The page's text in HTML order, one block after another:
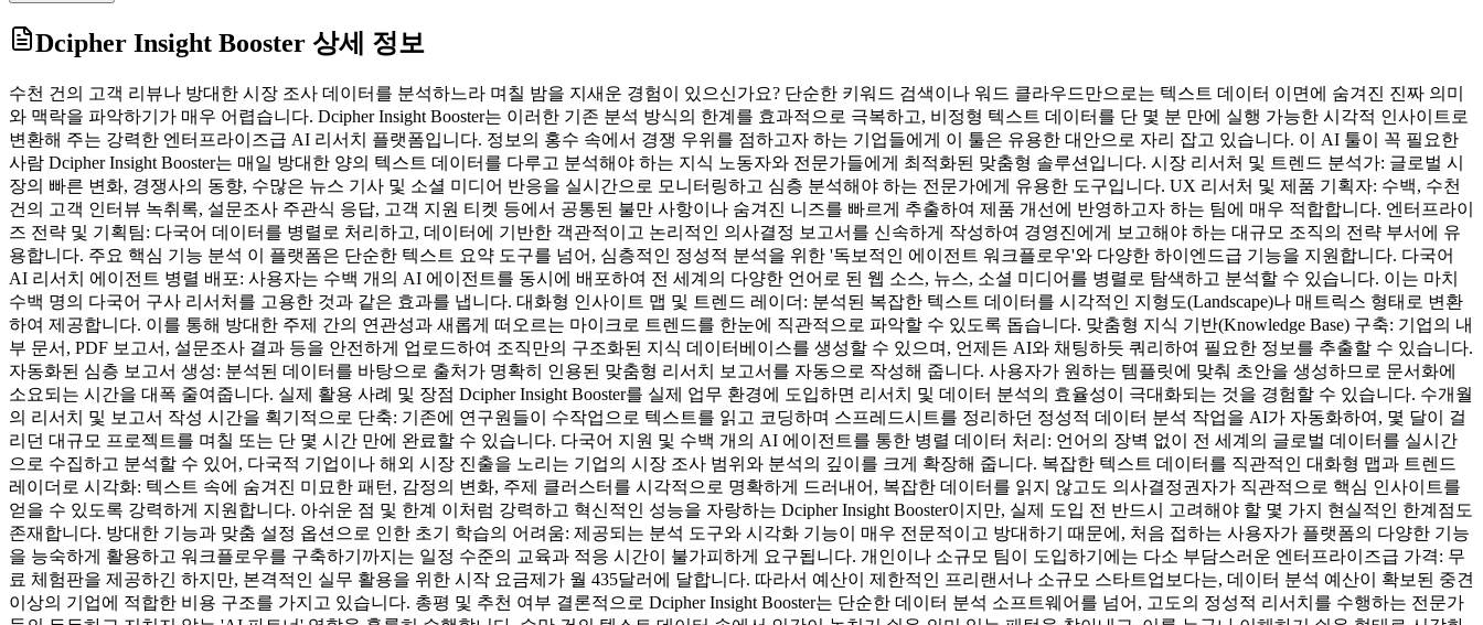
Dcipher Insight Booster 상세 정보
수천 건의 고객 리뷰나 방대한 시장 조사 데이터를 분석하느라 며칠 밤을 지새운 경험이 있으신가요? 단순한 키워드 검색이나 워드 클라우드만으로는 텍스트 데이터 이면에 숨겨진 진짜 의미
와 맥락을 파악하기가 매우 어렵습니다. Dcipher Insight Booster는 이러한 기존 분석 방식의 한계를 효과적으로 극복하고, 비정형 텍스트 데이터를 단 몇 분 만에 실행 가능한 시각적 인사이트로
변환해 주는 강력한 엔터프라이즈급 AI 리서치 플랫폼입니다. 정보의 홍수 속에서 경쟁 우위를 점하고자 하는 기업들에게 이 툴은 유용한 대안으로 자리 잡고 있습니다. 이 AI 툴이 꼭 필요한
사람 Dcipher Insight Booster는 매일 방대한 양의 텍스트 데이터를 다루고 분석해야 하는 지식 노동자와 전문가들에게 최적화된 맞춤형 솔루션입니다. 시장 리서처 및 트렌드 분석가: 글로벌 시
장의 빠른 변화, 경쟁사의 동향, 수많은 뉴스 기사 및 소셜 미디어 반응을 실시간으로 모니터링하고 심층 분석해야 하는 전문가에게 유용한 도구입니다. UX 리서처 및 제품 기획자: 수백, 수천
건의 고객 인터뷰 녹취록, 설문조사 주관식 응답, 고객 지원 티켓 등에서 공통된 불만 사항이나 숨겨진 니즈를 빠르게 추출하여 제품 개선에 반영하고자 하는 팀에 매우 적합합니다. 엔터프라이
즈 전략 및 기획팀: 다국어 데이터를 병렬로 처리하고, 데이터에 기반한 객관적이고 논리적인 의사결정 보고서를 신속하게 작성하여 경영진에게 보고해야 하는 대규모 조직의 전략 부서에 유
용합니다. 주요 핵심 기능 분석 이 플랫폼은 단순한 텍스트 요약 도구를 넘어, 심층적인 정성적 분석을 위한 '독보적인 에이전트 워크플로우'와 다양한 하이엔드급 기능을 지원합니다. 다국어
AI 리서치 에이전트 병렬 배포: 사용자는 수백 개의 AI 에이전트를 동시에 배포하여 전 세계의 다양한 언어로 된 웹 소스, 뉴스, 소셜 미디어를 병렬로 탐색하고 분석할 수 있습니다. 이는 마치
수백 명의 다국어 구사 리서처를 고용한 것과 같은 효과를 냅니다. 대화형 인사이트 맵 및 트렌드 레이더: 분석된 복잡한 텍스트 데이터를 시각적인 지형도(Landscape)나 매트릭스 형태로 변환
하여 제공합니다. 이를 통해 방대한 주제 간의 연관성과 새롭게 떠오르는 마이크로 트렌드를 한눈에 직관적으로 파악할 수 있도록 돕습니다. 맞춤형 지식 기반(Knowledge Base) 구축: 기업의 내
부 문서, PDF 보고서, 설문조사 결과 등을 안전하게 업로드하여 조직만의 구조화된 지식 데이터베이스를 생성할 수 있으며, 언제든 AI와 채팅하듯 쿼리하여 필요한 정보를 추출할 수 있습니다.
자동화된 심층 보고서 생성: 분석된 데이터를 바탕으로 출처가 명확히 인용된 맞춤형 리서치 보고서를 자동으로 작성해 줍니다. 사용자가 원하는 템플릿에 맞춰 초안을 생성하므로 문서화에
소요되는 시간을 대폭 줄여줍니다. 실제 활용 사례 및 장점 Dcipher Insight Booster를 실제 업무 환경에 도입하면 리서치 및 데이터 분석의 효율성이 극대화되는 것을 경험할 수 있습니다. 수개월
의 리서치 및 보고서 작성 시간을 획기적으로 단축: 기존에 연구원들이 수작업으로 텍스트를 읽고 코딩하며 스프레드시트를 정리하던 정성적 데이터 분석 작업을 AI가 자동화하여, 몇 달이 걸
리던 대규모 프로젝트를 며칠 또는 단 몇 시간 만에 완료할 수 있습니다. 다국어 지원 및 수백 개의 AI 에이전트를 통한 병렬 데이터 처리: 언어의 장벽 없이 전 세계의 글로벌 데이터를 실시간
으로 수집하고 분석할 수 있어, 다국적 기업이나 해외 시장 진출을 노리는 기업의 시장 조사 범위와 분석의 깊이를 크게 확장해 줍니다. 복잡한 텍스트 데이터를 직관적인 대화형 맵과 트렌드
레이더로 시각화: 텍스트 속에 숨겨진 미묘한 패턴, 감정의 변화, 주제 클러스터를 시각적으로 명확하게 드러내어, 복잡한 데이터를 읽지 않고도 의사결정권자가 직관적으로 핵심 인사이트를
얻을 수 있도록 강력하게 지원합니다. 아쉬운 점 및 한계 이처럼 강력하고 혁신적인 성능을 자랑하는 Dcipher Insight Booster이지만, 실제 도입 전 반드시 고려해야 할 몇 가지 현실적인 한계점도
존재합니다. 방대한 기능과 맞춤 설정 옵션으로 인한 초기 학습의 어려움: 제공되는 분석 도구와 시각화 기능이 매우 전문적이고 방대하기 때문에, 처음 접하는 사용자가 플랫폼의 다양한 기능
을 능숙하게 활용하고 워크플로우를 구축하기까지는 일정 수준의 교육과 적응 시간이 불가피하게 요구됩니다. 개인이나 소규모 팀이 도입하기에는 다소 부담스러운 엔터프라이즈급 가격: 무
료 체험판을 제공하긴 하지만, 본격적인 실무 활용을 위한 시작 요금제가 월 435달러에 달합니다. 따라서 예산이 제한적인 프리랜서나 소규모 스타트업보다는, 데이터 분석 예산이 확보된 중견
이상의 기업에 적합한 비용 구조를 가지고 있습니다. 총평 및 추천 여부 결론적으로 Dcipher Insight Booster는 단순한 데이터 분석 소프트웨어를 넘어, 고도의 정성적 리서치를 수행하는 전문가